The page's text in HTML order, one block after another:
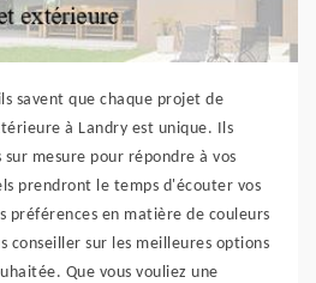
savent que chaque projet de
à Landry est unique. Ils
mesure pour répondre à vos
prendront le temps d'écouter vos
préférences en matière de couleurs
conseiller sur les meilleures options
Que vous vouliez une